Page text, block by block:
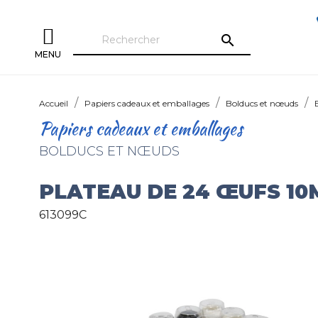
MENU
search
Accueil Papiers cadeaux et emballages Bolducs et nœuds
Papiers cadeaux et emballages
BOLDUCS ET NŒUDS
PLATEAU DE 24 ŒUFS
613099C